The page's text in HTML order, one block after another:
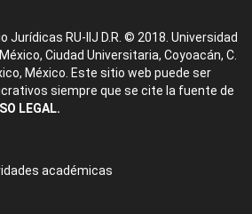
Jurídicas RU-IIJ D.R. © 2018. Universidad
Ciudad Universitaria, Coyoacán, C.
México. Este sitio web puede ser
siempre que se cite la fuente de
LEGAL.
académicas